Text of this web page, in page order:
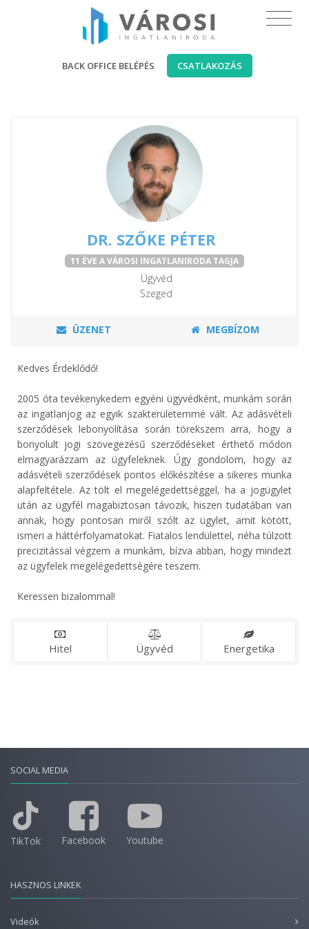
BACK OFFICE BELÉPÉS CSATLAKOZÁS
DR. SZŐKE PÉTER
11 ÉVE A VÁROSI INGATLANIRODA TAGJA
Ügyvéd
Szeged
ÜZENET MEGBÍZOM
Kedves Érdeklődő!
2005 óta tevékenykedem egyéni ügyvédként, munkám során
az ingatlanjog az egyik szakterületemmé vált. Az adásvételi
szerződések lebonyolítása során törekszem arra, hogy a
bonyolult jogi szövegezésű szerződéseket érthető módon
elmagyarázzam az ügyfeleknek. Úgy gondolom, hogy az
adásvételi szerződések pontos előkészítése a sikeres munka
alapfeltétele. Az tölt el megelégedettséggel, ha a jogügylet
után az ügyfél magabiztosan távozik, hiszen tudatában van
annak, hogy pontosan miről szólt az ügylet, amit kötött,
ismeri a háttérfolyamatokat. Fiatalos lendülettel, néha túlzott
precizitással végzem a munkám, bízva abban, hogy mindezt
az ügyfelek megelégedettségére teszem.
Keressen bizalommal!
Hitel Ügyvéd Energetika
SOCIAL MEDIA
TikTok Facebook Youtube
HASZNOS LINKEK
Videók